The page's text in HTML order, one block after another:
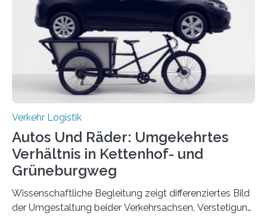
Part A: Policy and Practice vom 5. August 2025 online
veröffentlicht. Die deutschen Autobahnen sind…
Verkehr Logistik
Autos Und Räder: Umgekehrtes
Verhältnis in Kettenhof- und
Grüneburgweg
Wissenschaftliche Begleitung zeigt differenziertes Bild
der Umgestaltung beider Verkehrsachsen, Verstetigung